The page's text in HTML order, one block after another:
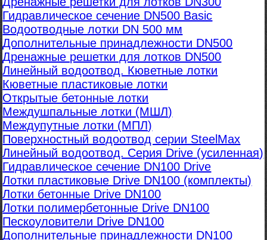
Гидравлическое сечение DN500 Basic
Водоотводные лотки DN 500 мм
Дополнительные принадлежности DN500
Дренажные решетки для лотков DN500
Линейный водоотвод. Кюветные лотки
Кюветные пластиковые лотки
Открытые бетонные лотки
Междушпальные лотки (МШЛ)
Междупутные лотки (МПЛ)
Поверхностный водоотвод серии SteelMax
Линейный водоотвод. Серия Drive (усиленная)
Гидравлическое сечение DN100 Drive
Лотки пластиковые Drive DN100 (комплекты)
Лотки бетонные Drive DN100
Лотки полимербетонные Drive DN100
Пескоуловители Drive DN100
Дополнительные принадлежности DN100